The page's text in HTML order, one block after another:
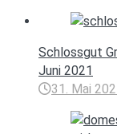
Schlossgut
Juni 2021
31. Mai